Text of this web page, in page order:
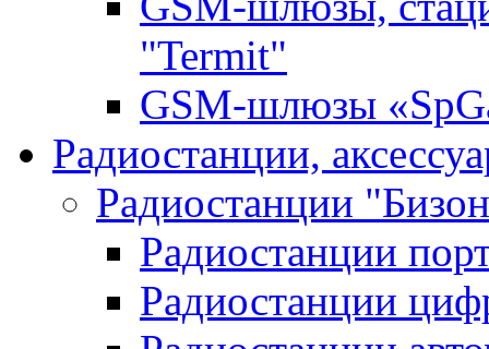
"Termit"
GSM-шлюзы
Радиостанции,
Радиостанции
Радиостанции
Радиостанции